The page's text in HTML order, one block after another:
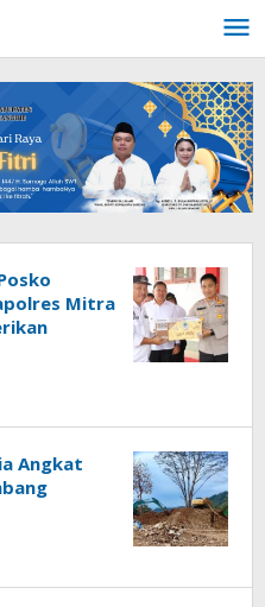
Mitra
Angkat